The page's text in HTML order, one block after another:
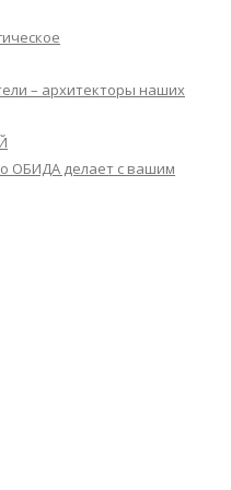
– архитекторы наших
ОБИДА делает с вашим